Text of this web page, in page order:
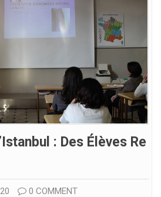
: Des Élèves Re
0 COMMENT